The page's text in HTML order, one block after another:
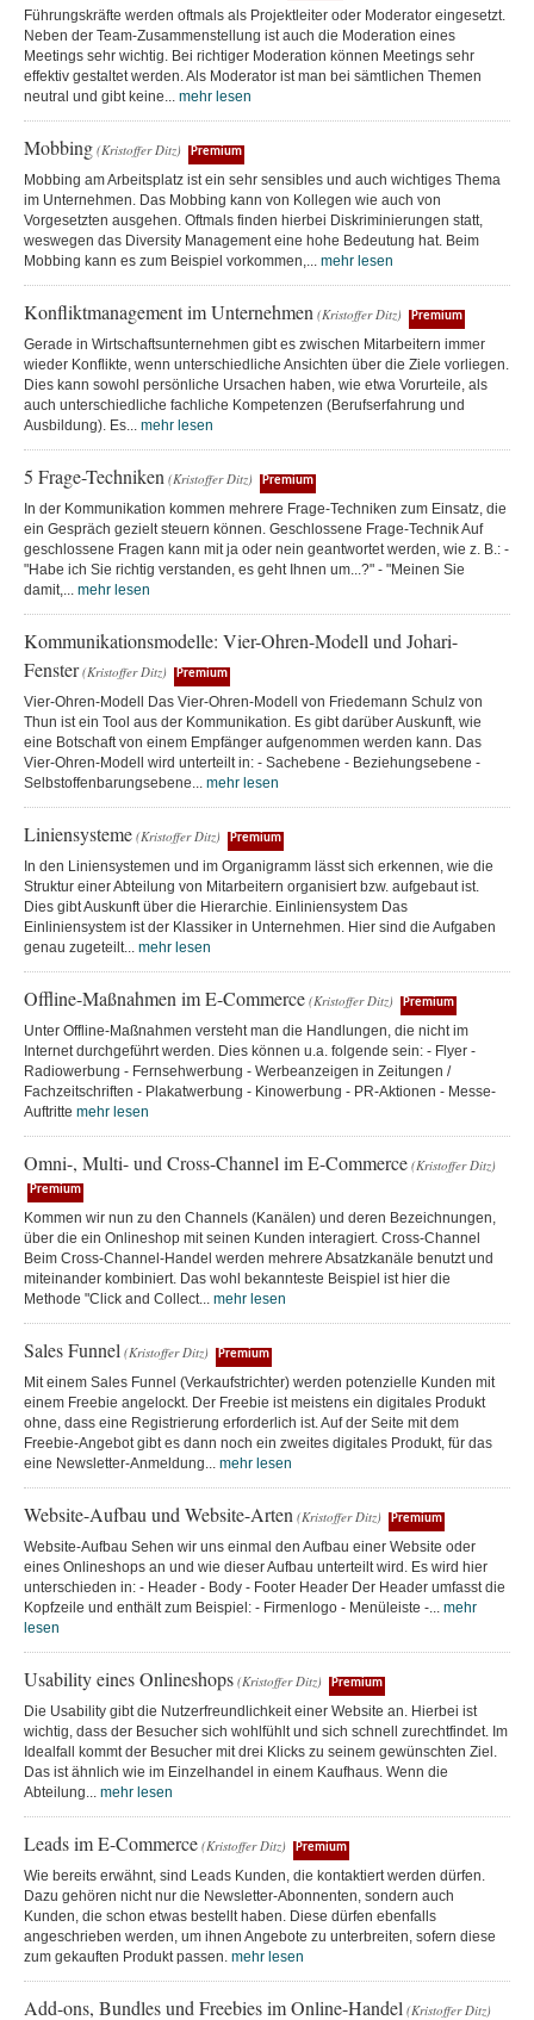
Führungskräfte werden oftmals als Projektleiter oder Moderator eingesetzt.
Neben der Team-Zusammenstellung ist auch die Moderation eines
Meetings sehr wichtig. Bei richtiger Moderation können Meetings sehr
effektiv gestaltet werden. Als Moderator ist man bei sämtlichen Themen
neutral und gibt keine... mehr lesen
Mobbing (Kristoffer Ditz) Premium
Mobbing am Arbeitsplatz ist ein sehr sensibles und auch wichtiges Thema
im Unternehmen. Das Mobbing kann von Kollegen wie auch von
Vorgesetzten ausgehen. Oftmals finden hierbei Diskriminierungen statt,
weswegen das Diversity Management eine hohe Bedeutung hat. Beim
Mobbing kann es zum Beispiel vorkommen,... mehr lesen
Konfliktmanagement im Unternehmen (Kristoffer Ditz) Premium
Gerade in Wirtschaftsunternehmen gibt es zwischen Mitarbeitern immer
wieder Konflikte, wenn unterschiedliche Ansichten über die Ziele vorliegen.
Dies kann sowohl persönliche Ursachen haben, wie etwa Vorurteile, als
auch unterschiedliche fachliche Kompetenzen (Berufserfahrung und
Ausbildung). Es... mehr lesen
5 Frage-Techniken (Kristoffer Ditz) Premium
In der Kommunikation kommen mehrere Frage-Techniken zum Einsatz, die
ein Gespräch gezielt steuern können. Geschlossene Frage-Technik Auf
geschlossene Fragen kann mit ja oder nein geantwortet werden, wie z. B.: -
"Habe ich Sie richtig verstanden, es geht Ihnen um...?" - "Meinen Sie
damit,... mehr lesen
Kommunikationsmodelle: Vier-Ohren-Modell und Johari-
Fenster (Kristoffer Ditz) Premium
Vier-Ohren-Modell Das Vier-Ohren-Modell von Friedemann Schulz von
Thun ist ein Tool aus der Kommunikation. Es gibt darüber Auskunft, wie
eine Botschaft von einem Empfänger aufgenommen werden kann. Das
Vier-Ohren-Modell wird unterteilt in: - Sachebene - Beziehungsebene -
Selbstoffenbarungsebene... mehr lesen
Liniensysteme (Kristoffer Ditz) Premium
In den Liniensystemen und im Organigramm lässt sich erkennen, wie die
Struktur einer Abteilung von Mitarbeitern organisiert bzw. aufgebaut ist.
Dies gibt Auskunft über die Hierarchie. Einliniensystem Das
Einliniensystem ist der Klassiker in Unternehmen. Hier sind die Aufgaben
genau zugeteilt... mehr lesen
Offline-Maßnahmen im E-Commerce (Kristoffer Ditz) Premium
Unter Offline-Maßnahmen versteht man die Handlungen, die nicht im
Internet durchgeführt werden. Dies können u.a. folgende sein: - Flyer -
Radiowerbung - Fernsehwerbung - Werbeanzeigen in Zeitungen /
Fachzeitschriften - Plakatwerbung - Kinowerbung - PR-Aktionen - Messe-
Auftritte mehr lesen
Omni-, Multi- und Cross-Channel im E-Commerce (Kristoffer Ditz)
Premium
Kommen wir nun zu den Channels (Kanälen) und deren Bezeichnungen,
über die ein Onlineshop mit seinen Kunden interagiert. Cross-Channel
Beim Cross-Channel-Handel werden mehrere Absatzkanäle benutzt und
miteinander kombiniert. Das wohl bekannteste Beispiel ist hier die
Methode "Click and Collect... mehr lesen
Sales Funnel (Kristoffer Ditz) Premium
Mit einem Sales Funnel (Verkaufstrichter) werden potenzielle Kunden mit
einem Freebie angelockt. Der Freebie ist meistens ein digitales Produkt
ohne, dass eine Registrierung erforderlich ist. Auf der Seite mit dem
Freebie-Angebot gibt es dann noch ein zweites digitales Produkt, für das
eine Newsletter-Anmeldung... mehr lesen
Website-Aufbau und Website-Arten (Kristoffer Ditz) Premium
Website-Aufbau Sehen wir uns einmal den Aufbau einer Website oder
eines Onlineshops an und wie dieser Aufbau unterteilt wird. Es wird hier
unterschieden in: - Header - Body - Footer Header Der Header umfasst die
Kopfzeile und enthält zum Beispiel: - Firmenlogo - Menüleiste -... mehr
lesen
Usability eines Onlineshops (Kristoffer Ditz) Premium
Die Usability gibt die Nutzerfreundlichkeit einer Website an. Hierbei ist
wichtig, dass der Besucher sich wohlfühlt und sich schnell zurechtfindet. Im
Idealfall kommt der Besucher mit drei Klicks zu seinem gewünschten Ziel.
Das ist ähnlich wie im Einzelhandel in einem Kaufhaus. Wenn die
Abteilung... mehr lesen
Leads im E-Commerce (Kristoffer Ditz) Premium
Wie bereits erwähnt, sind Leads Kunden, die kontaktiert werden dürfen.
Dazu gehören nicht nur die Newsletter-Abonnenten, sondern auch
Kunden, die schon etwas bestellt haben. Diese dürfen ebenfalls
angeschrieben werden, um ihnen Angebote zu unterbreiten, sofern diese
zum gekauften Produkt passen. mehr lesen
Add-ons, Bundles und Freebies im Online-Handel (Kristoffer Ditz)